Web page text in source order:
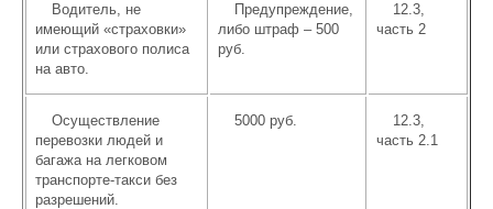
Водитель, не
имеющий «страховки»
или страхового полиса
на авто.
Предупреждение,
либо штраф – 500
руб.
12.3,
часть 2
Осуществление
перевозки людей и
багажа на легковом
транспорте-такси без
разрешений.
5000 руб.
12.3,
часть 2.1